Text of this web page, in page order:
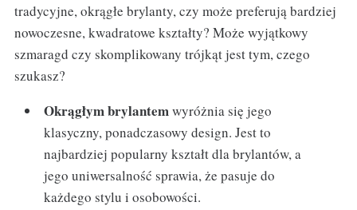
tradycyjne, okrągłe brylanty, czy może preferują bardziej
nowoczesne, kwadratowe kształty? Może wyjątkowy
szmaragd czy skomplikowany trójkąt jest tym, czego
szukasz?
Okrągłym brylantemwyróżnia się jego
klasyczny, ponadczasowy design. Jest to
najbardziej popularny kształt dla brylantów, a
jego uniwersalność sprawia, że pasuje do
każdego stylu i osobowości.